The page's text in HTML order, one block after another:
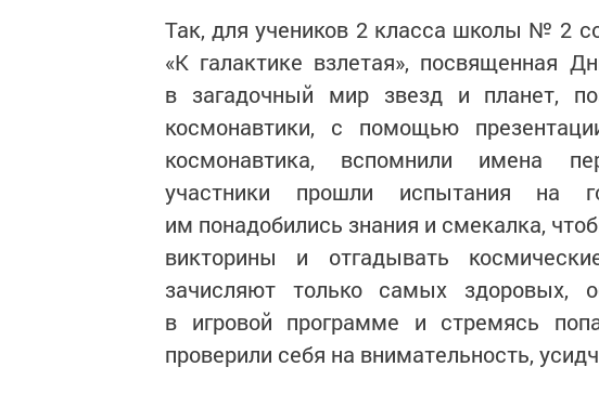
Так, для учеников 2 класса школы № 2
«К галактике взлетая», посвященная
в загадочный мир звезд и планет,
космонавтики, с помощью
космонавтика, вспомнили имена
участники прошли испытания на
им понадобились знания и смекалка,
викторины и отгадывать
зачисляют только самых здоровых,
в игровой программе и стремясь
проверили себя на внимательность,